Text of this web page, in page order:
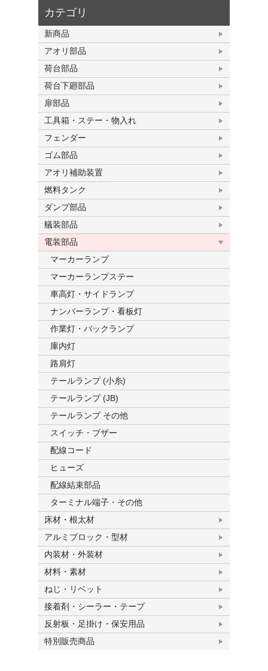
カテゴリ
新商品
アオリ部品
荷台部品
荷台下廻部品
扉部品
工具箱・ステー・物入れ
フェンダー
ゴム部品
アオリ補助装置
燃料タンク
ダンプ部品
艤装部品
電装部品
マーカーランプ
マーカーランプステー
車高灯・サイドランプ
ナンバーランプ・看板灯
作業灯・バックランプ
庫内灯
路肩灯
テールランプ (小糸)
テールランプ (JB)
テールランプ その他
スイッチ・ブザー
配線コード
ヒューズ
配線結束部品
ターミナル端子・その他
床材・根太材
アルミブロック・型材
内装材・外装材
材料・素材
ねじ・リベット
接着剤・シーラー・テープ
反射板・足掛け・保安用品
特別販売商品